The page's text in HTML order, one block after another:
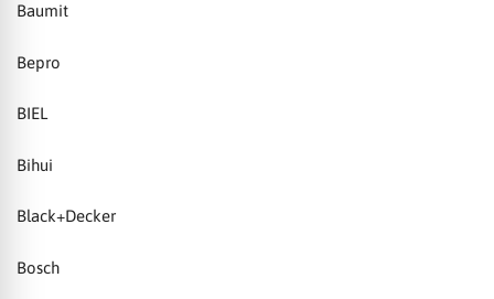
Baumit
Bepro
BIEL
Bihui
Black+Decker
Bosch